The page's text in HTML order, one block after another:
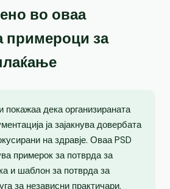
во оваа
примероци за
дека организираната
ја зајакнува довербата
на здравје. Оваа PSD
примерок за потврда за
и шаблон за потврда за
за независни практичари.